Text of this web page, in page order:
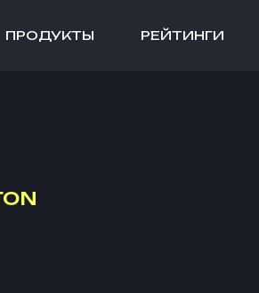
ПРОДУКТЫ РЕЙТИНГИ